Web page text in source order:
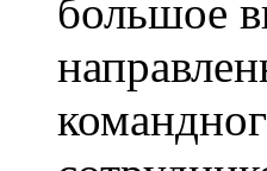
большое